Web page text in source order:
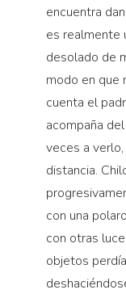
encuentra
es realmente
desolado de
modo en que
cuenta el
acompaña
veces a
distancia.
con una
con otras
objetos